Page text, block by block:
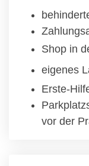
Shop in
eigenes
Erste-
vor der